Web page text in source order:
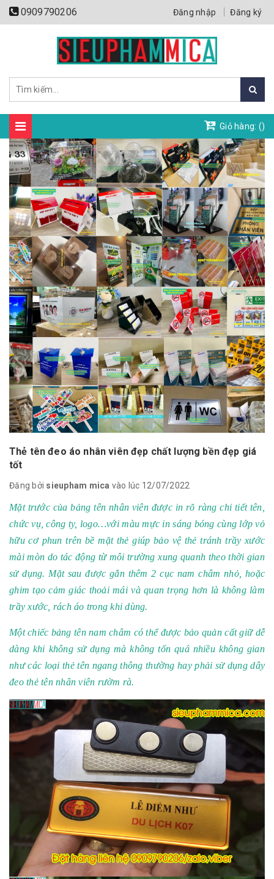
0909790206 Đăng nhập Đăng ký
Giỏ hàng: ()
Thẻ tên đeo áo nhân viên đẹp chất lượng bền đẹp giá
tốt
Đăng bởi sieupham mica vào lúc 12/07/2022
Mặt trước của bảng tên nhân viên được in rõ ràng chi tiết tên,
chức vụ, công ty, logo…với màu mực in sáng bóng cùng lớp vỏ
hữu cơ phun trên bề mặt thẻ giúp bảo vệ thẻ tránh trầy xước
mài mòn do tác động từ môi trường xung quanh theo thời gian
sử dụng. Mặt sau được gắn thêm 2 cục nam châm nhỏ, hoặc
ghim tạo cảm giác thoải mái và quan trọng hơn là không làm
trầy xước, rách áo trong khi dùng.
Một chiếc bảng tên nam châm có thể được bảo quản cất giữ dễ
dàng khi không sử dụng mà không tốn quá nhiều không gian
như các loại thẻ tên ngang thông thường hay phải sử dụng dây
đeo thẻ tên nhân viên rườm rà.